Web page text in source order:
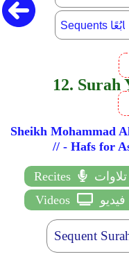
Recites تلاوات
Videos
فيديو